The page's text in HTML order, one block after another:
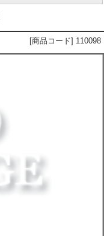
[商品コード] 110098